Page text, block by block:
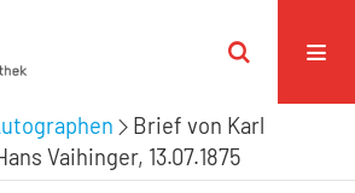
Brief von Karl
Vaihinger, 13.07.1875